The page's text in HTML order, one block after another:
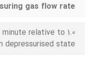
gas flow rate
relative to 1.0
depressurised state